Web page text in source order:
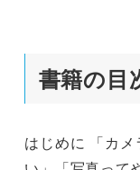
書籍の目
はじめに 「カ